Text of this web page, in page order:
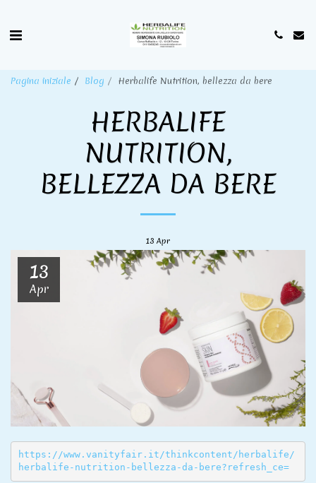
Pagina iniziale Blog Herbalife Nutrition, bellezza da bere
HERBALIFE
NUTRITION,
BELLEZZA DA BERE
13 Apr
13
Apr
https://www.vanityfair.it/thinkcontent/herbalife/
herbalife-nutrition-bellezza-da-bere?refresh_ce=